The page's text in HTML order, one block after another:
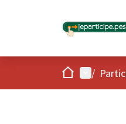
AccueilMenu
/